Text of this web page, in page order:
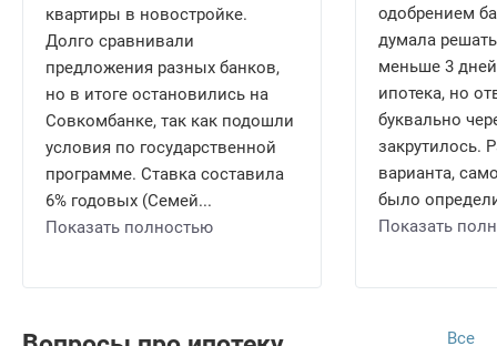
квартиры в новостройке.
Долго сравнивали
предложения разных банков,
но в итоге остановились на
Совкомбанке, так как подошли
условия по государственной
программе. Ставка составила
6% годовых (Семей...
Показать полностью
одобрением
думала
меньше 3
ипотека, но
буквально
закрутилось.
варианта,
было
Показать
Все